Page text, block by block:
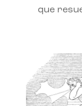
que